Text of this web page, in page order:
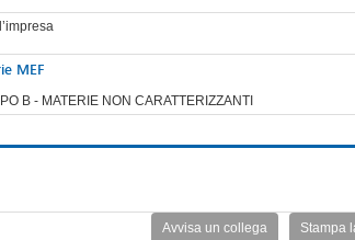
MEF
B - MATERIE NON CARATTERIZZANTI
Stampa
Avvisa un collega